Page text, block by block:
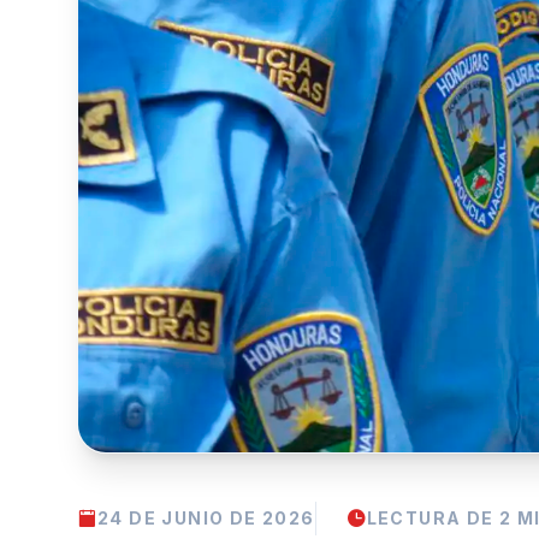
24 DE JUNIO DE 2026 LECTURA DE 2